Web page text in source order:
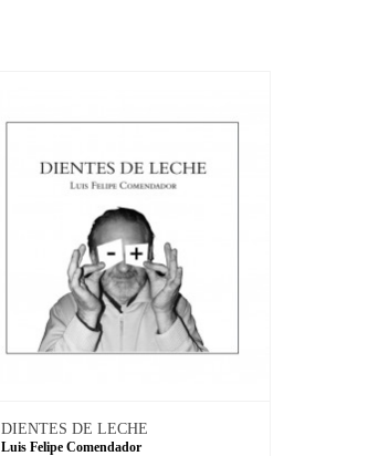
DIENTES DE LECHE
Luis Felipe Comendador